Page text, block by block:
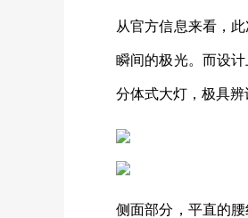
从官方信息来看，
瞬间的极光。而设
分体式大灯，极具
侧面部分，平直的